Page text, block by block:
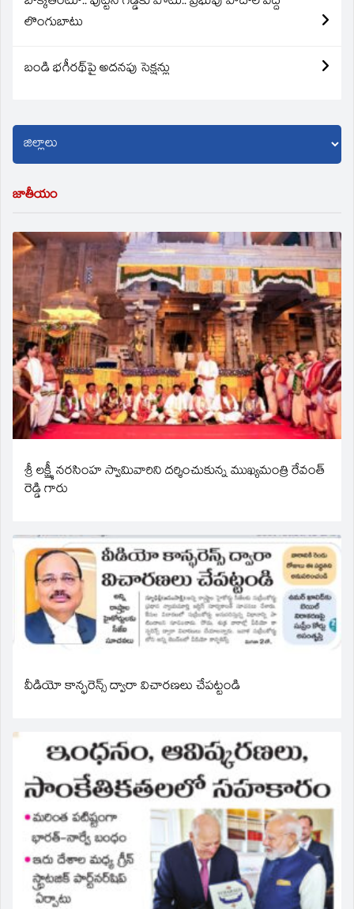
లొంగుబాటు
బండి భగీరథ్‌పై అదనపు సెక్షన్లు
జాతీయం
శ్రీ లక్ష్మీ నరసింహ స్వామివారిని దర్శించుకున్న ముఖ్యమంత్రి రేవంత్
రెడ్డి గారు
వీడియో కాన్ఫరెన్స్ ద్వారా విచారణలు చేపట్టండి